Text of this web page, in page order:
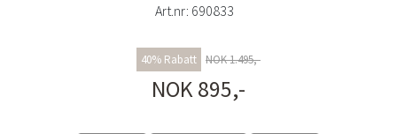
Art.nr: 690833
40% Rabatt NOK 1.495,-
NOK 895,-